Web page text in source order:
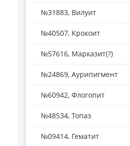
№31883, Вилуит
№40507, Крокоит
№57616, Марказит(?)
№24869, Аурипигмент
№60942, Флогопит
№48534, Топаз
№09414, Гематит